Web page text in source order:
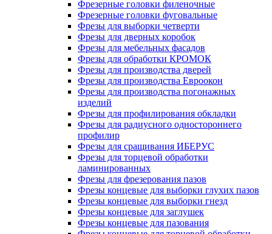
Фрезерные головки филеночные
Фрезерные головки фуговальные
Фрезы для выборки четверти
Фрезы для дверных коробок
Фрезы для мебельных фасадов
Фрезы для обработки КРОМОК
Фрезы для производства дверей
Фрезы для производства Евроокон
Фрезы для производства погонажных
изделий
Фрезы для профилирования обкладки
Фрезы для радиусного одностороннего
профилир
Фрезы для сращивания ИБЕРУС
Фрезы для торцевой обработки
ламинированных
Фрезы для фрезерования пазов
Фрезы концевые для выборки глухих пазов
Фрезы концевые для выборки гнезд
Фрезы концевые для заглушек
Фрезы концевые для пазования